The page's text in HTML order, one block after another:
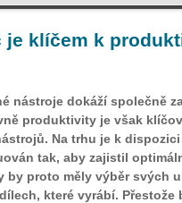
klíčem k
nástroje dokáží společně
produktivity je však
Na trhu je k
tak, aby zajistil
by proto měly výběr svých
které vyrábí. Přestože